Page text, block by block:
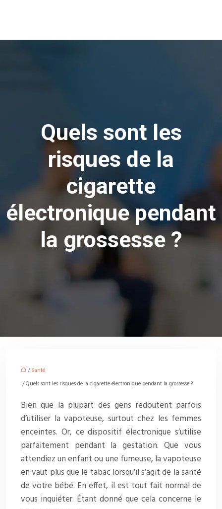
Quels sont les
risques de la
cigarette
électronique pendant
la grossesse ?
/Santé
/ Quels sont les risques de la cigarette électronique pendant la grossesse ?
Bien que la plupart des gens redoutent parfois
d’utiliser la vapoteuse, surtout chez les femmes
enceintes. Or, ce dispositif électronique s’utilise
parfaitement pendant la gestation. Que vous
attendiez un enfant ou une fumeuse, la vapoteuse
en vaut plus que le tabac lorsqu’il s’agit de la santé
de votre bébé. En effet, il est tout fait normal de
vous inquiéter. Étant donné que cela concerne le